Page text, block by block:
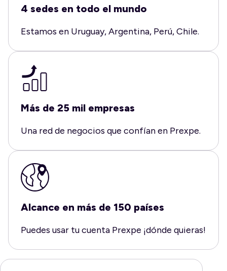
4 sedes en todo el mundo
Estamos en Uruguay, Argentina, Perú, Chile.
Más de 25 mil empresas
Una red de negocios que confían en Prexpe.
Alcance en más de 150 países
Puedes usar tu cuenta Prexpe ¡dónde quieras!